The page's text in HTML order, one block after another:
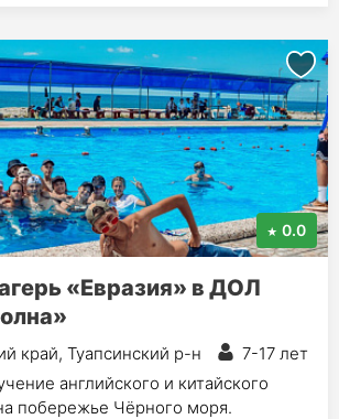
0.0
«Евразия» в ДОЛ
край, Туапсинский р-н
7-17 лет
английского и китайского
побережье Чёрного моря.